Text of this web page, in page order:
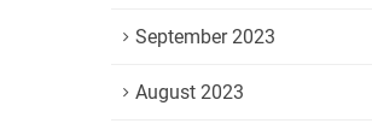
September 2023
August 2023